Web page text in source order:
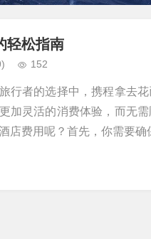
轻松指南
152
行者的选择中，携程拿去
加灵活的消费体验，而无
店费用呢？首先，你需要确